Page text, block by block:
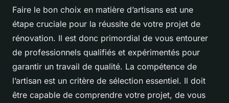
Faire le bon choix en matière d’artisans est une
étape cruciale pour la réussite de votre projet de
rénovation. Il est donc primordial de vous entourer
de professionnels qualifiés et expérimentés pour
garantir un travail de qualité. La compétence de
l’artisan est un critère de sélection essentiel. Il doit
être capable de comprendre votre projet, de vous